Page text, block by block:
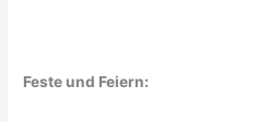
Feste und Feiern: